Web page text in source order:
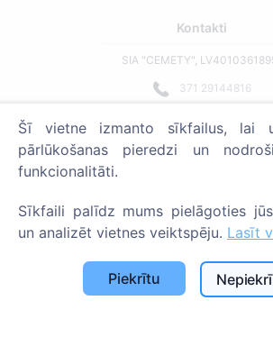
Kontakti
SIA "CEMETY",
371 29144816
Strādājam visā Latvijā!
Administratoriem
© 2013 - 2026 Cemety Visas tiesības
Privātuma politika un
Šī vietne izmanto sīkfailus, lai
pārlūkošanas pieredzi un
funkcionalitāti.
Sīkfaili palīdz mums pielāgoties
un analizēt vietnes veiktspēju. Lasīt
Piekrītu